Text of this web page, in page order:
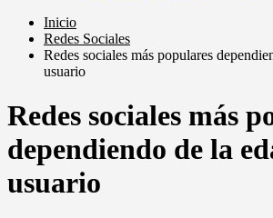
Inicio
Redes Sociales
Redes sociales más populares
usuario
Redes sociales más
dependiendo de la
usuario